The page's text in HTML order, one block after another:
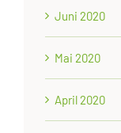
Juni 2020
Mai 2020
April 2020